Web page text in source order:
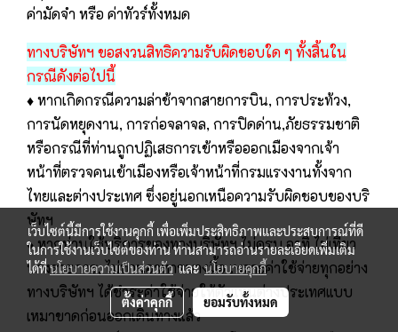
ค่ามัดจำ หรือ ค่าทัวร์ทั้งหมด
ทางบริษัทฯ ขอสงวนสิทธิความรับผิดชอบใด ๆ ทั้งสิ้นใน
กรณีดังต่อไปนี้
♦ หากเกิดกรณีความล่าช้าจากสายการบิน, การประท้วง,
การนัดหยุดงาน, การก่อจลาจล, การปิดด่าน,ภัยธรรมชาติ
หรือกรณีที่ท่านถูกปฏิเสธการเข้าหรือออกเมืองจากเจ้า
หน้าที่ตรวจคนเข้าเมืองหรือเจ้าหน้าที่กรมแรงงานทั้งจาก
ไทยและต่างประเทศ ซึ่งอยู่นอกเหนือความรับผิดชอบของบริ
ษัทฯ
♦ หากท่านใช้บริการของทางบริษัทฯ ไม่ครบ อาทิ ไม่เที่ยว
บางรายการ, ไม่ทานอาหารบางมื้อ เพราะค่าใช้จ่ายทุกอย่าง
ทางบริษัทฯ ได้ชำระค่าใช้จ่ายให้ตัวแทนต่างประเทศแบบ
เหมาขาดก่อนออกเดินทางแล้ว
เว็บไซต์นี้มีการใช้งานคุกกี้ เพื่อเพิ่มประสิทธิภาพและประสบการณ์ที่ดี
ในการใช้งานเว็บไซต์ของท่าน ท่านสามารถอ่านรายละเอียดเพิ่มเติม
ได้ที่นโยบายความเป็นส่วนตัวและนโยบายคุกกี้
ตั้งค่าคุกกี้ ยอมรับทั้งหมด